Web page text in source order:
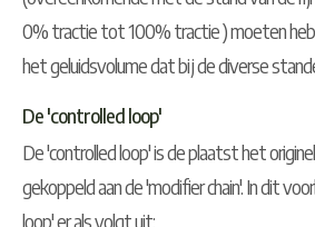
0% tractie tot 100% tractie ) moeten
het geluidsvolume dat bij de diverse
De 'controlled loop'
De 'controlled loop' is de plaatst het
gekoppeld aan de 'modifier chain'. In dit
loop' er als volgt uit: